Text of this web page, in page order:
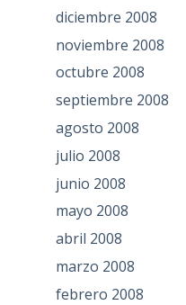
diciembre 2008
noviembre 2008
octubre 2008
septiembre 2008
agosto 2008
julio 2008
junio 2008
mayo 2008
abril 2008
marzo 2008
febrero 2008